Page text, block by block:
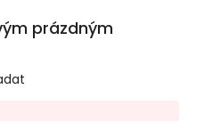
prázdným